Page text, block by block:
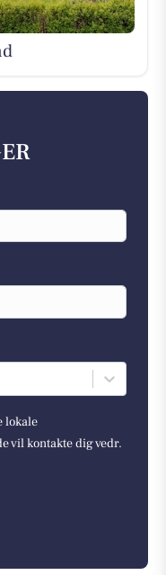
lokale
vil kontakte dig vedr.